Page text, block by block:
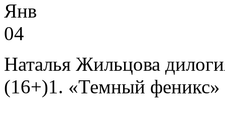
Янв
04
Наталья Жильцова
(16+)1. «Темный феникс»